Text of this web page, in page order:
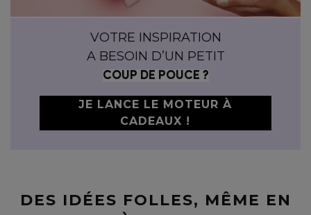
VOTRE INSPIRATION
A BESOIN D’UN PETIT
COUP DE POUCE ?
JE LANCE LE MOTEUR À
CADEAUX !
DES IDÉES FOLLES, MÊME EN